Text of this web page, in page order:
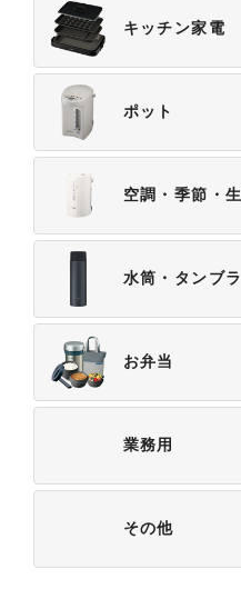
・本サイトをご利用にな
なれなかったことにより
・予告なしにサーバー
たは提供の中止・中断を
って生じる一切の損害。
キッチン家電
ポット
空調・季節・
水筒・タンブ
お弁当
業務用
その他